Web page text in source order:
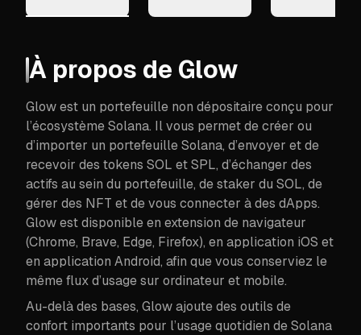
À propos de Glow
Glow est un portefeuille non dépositaire conçu pour
l’écosystème Solana. Il vous permet de créer ou
d’importer un portefeuille Solana, d’envoyer et de
recevoir des tokens SOL et SPL, d’échanger des
actifs au sein du portefeuille, de staker du SOL, de
gérer des NFT et de vous connecter à des dApps.
Glow est disponible en extension de navigateur
(Chrome, Brave, Edge, Firefox), en application iOS et
en application Android, afin que vous conserviez le
même flux d’usage sur ordinateur et mobile.
Au-delà des bases, Glow ajoute des outils de
confort importants pour l’usage quotidien de Solana